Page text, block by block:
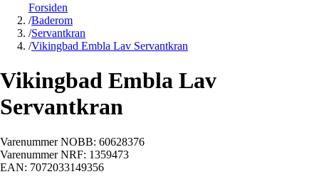
Forsiden
/Baderom
/Servantkran
/Vikingbad Embla Lav Servantkran
Vikingbad Embla Lav
Servantkran
Varenummer NOBB: 60628376
Varenummer NRF: 1359473
EAN: 7072033149356